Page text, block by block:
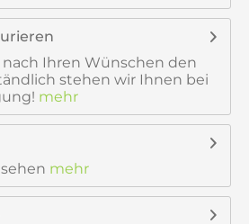
Ihren Wünschen den
stehen wir Ihnen bei
mehr
mehr